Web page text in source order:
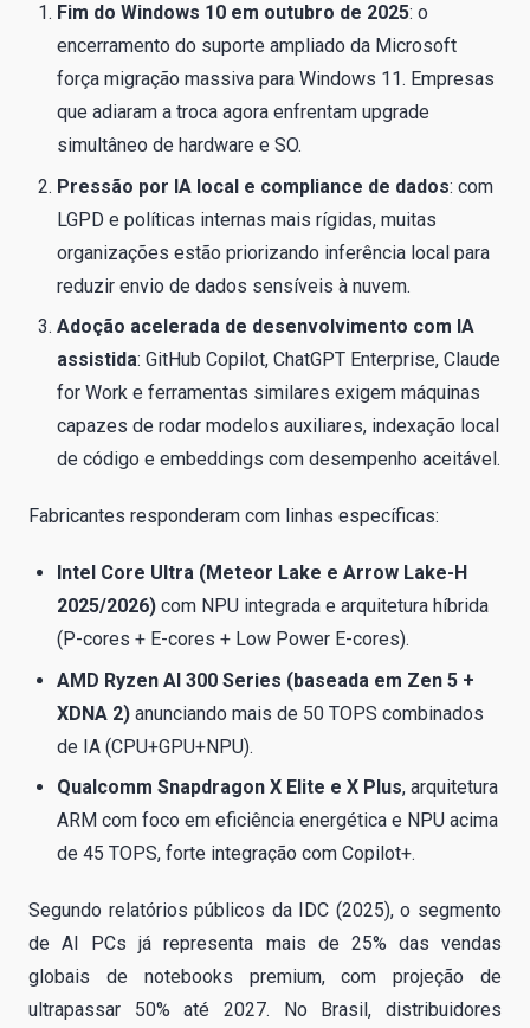
Fim do Windows 10 em outubro de 2025: o
encerramento do suporte ampliado da Microsoft
força migração massiva para Windows 11. Empresas
que adiaram a troca agora enfrentam upgrade
simultâneo de hardware e SO.
Pressão por IA local e compliance de dados: com
LGPD e políticas internas mais rígidas, muitas
organizações estão priorizando inferência local para
reduzir envio de dados sensíveis à nuvem.
Adoção acelerada de desenvolvimento com IA
assistida: GitHub Copilot, ChatGPT Enterprise, Claude
for Work e ferramentas similares exigem máquinas
capazes de rodar modelos auxiliares, indexação local
de código e embeddings com desempenho aceitável.
Fabricantes responderam com linhas específicas:
Intel Core Ultra (Meteor Lake e Arrow Lake-H
2025/2026) com NPU integrada e arquitetura híbrida
(P-cores + E-cores + Low Power E-cores).
AMD Ryzen AI 300 Series (baseada em Zen 5 +
XDNA 2) anunciando mais de 50 TOPS combinados
de IA (CPU+GPU+NPU).
Qualcomm Snapdragon X Elite e X Plus, arquitetura
ARM com foco em eficiência energética e NPU acima
de 45 TOPS, forte integração com Copilot+.
Segundo relatórios públicos da IDC (2025), o segmento
de AI PCs já representa mais de 25% das vendas
globais de notebooks premium, com projeção de
ultrapassar 50% até 2027. No Brasil, distribuidores